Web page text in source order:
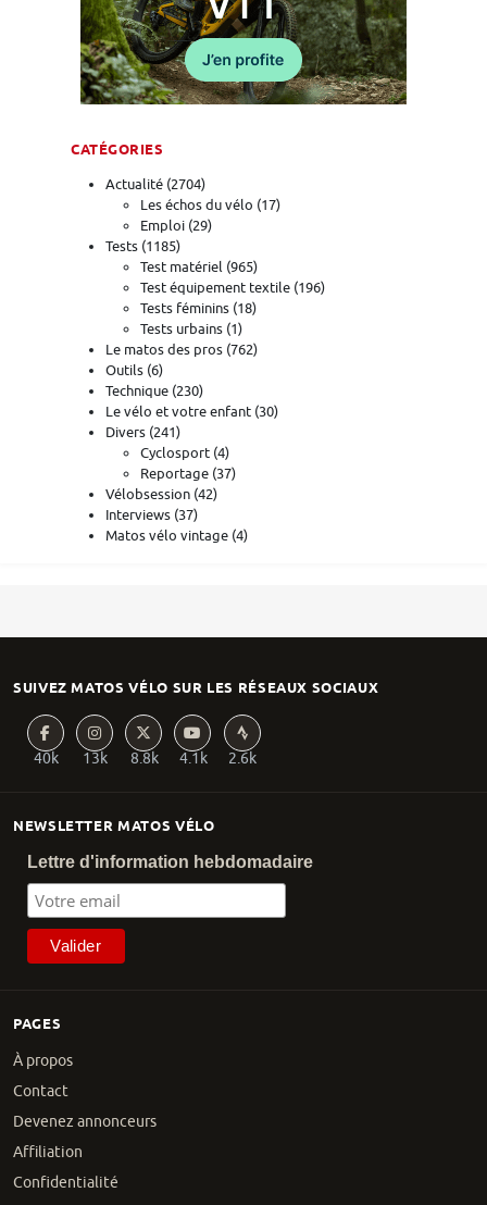
CATÉGORIES
Actualité (2704)
Les échos du vélo (17)
Emploi (29)
Tests (1185)
Test matériel (965)
Test équipement textile (196)
Tests féminins (18)
Tests urbains (1)
Le matos des pros (762)
Outils (6)
Technique (230)
Le vélo et votre enfant (30)
Divers (241)
Cyclosport (4)
Reportage (37)
Vélobsession (42)
Interviews (37)
Matos vélo vintage (4)
PAGES
À propos
Contact
Devenez annonceurs
Affiliation
Confidentialité
NEWSLETTER MATOS VÉLO
Lettre d'information hebdomadaire
SUIVEZ MATOS VÉLO SUR LES RÉSEAUX SOCIAUX
40k 13k 8.8k 4.1k 2.6k